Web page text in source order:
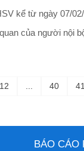
kể từ ngày 07/
của người nội
12 40 41
BÁO CÁO